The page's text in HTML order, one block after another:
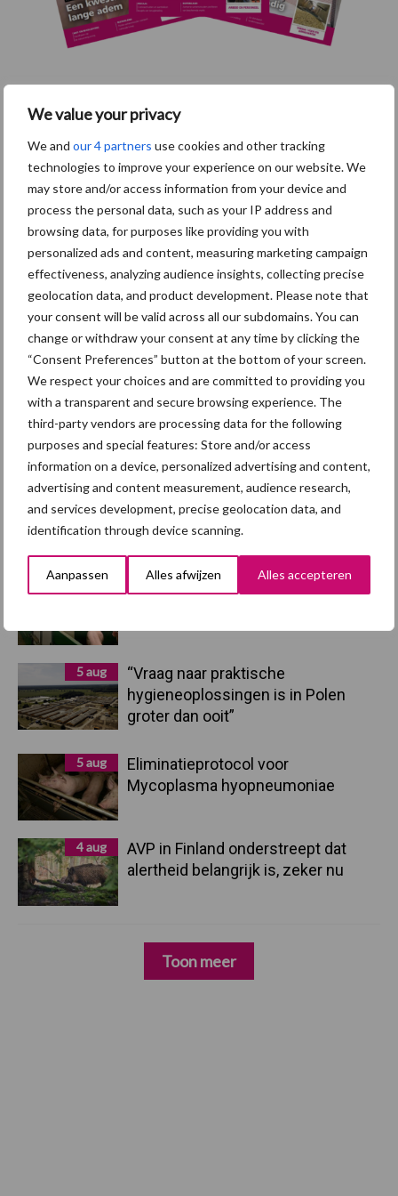
We value your privacy
We and our 4 partners use cookies and other tracking
technologies to improve your experience on our website. We
may store and/or access information from your device and
process the personal data, such as your IP address and
browsing data, for purposes like providing you with
personalized ads and content, measuring marketing campaign
effectiveness, analyzing audience insights, collecting precise
geolocation data, and product development. Please note that
your consent will be valid across all our subdomains. You can
change or withdraw your consent at any time by clicking the
“Consent Preferences” button at the bottom of your screen.
We respect your choices and are committed to providing you
with a transparent and secure browsing experience. The
third-party vendors are processing data for the following
purposes and special features: Store and/or access
information on a device, personalized advertising and content,
advertising and content measurement, audience research,
and services development, precise geolocation data, and
identification through device scanning.
Aanpassen Alles afwijzen Alles accepteren
Primaire
Sidebar
Recent nieuws Partner nieuws
7 aug
Britse varkenssector vreest
afzetcrisis in het najaar
Hittestress: wat gebeurt er en hoe
5 aug
“Vraag naar praktische
hygieneoplossingen is in Polen
groter dan ooit”
5 aug
Eliminatieprotocol voor
Mycoplasma hyopneumoniae
4 aug
AVP in Finland onderstreept dat
alertheid belangrijk is, zeker nu
Toon meer
Maak uw keuze:
DierengezondheidHuisvesting
Toon meer